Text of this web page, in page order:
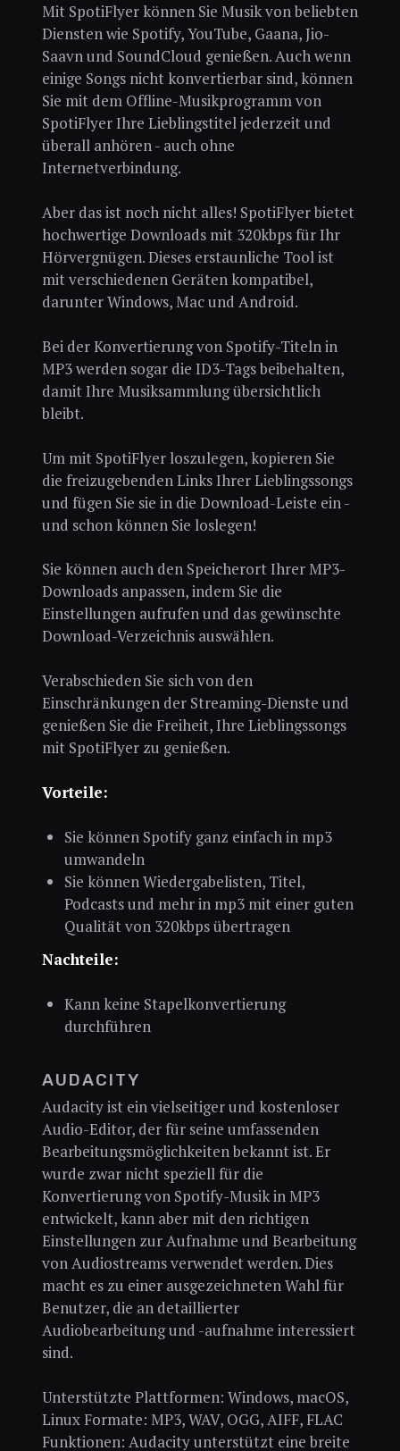
Mit SpotiFlyer können Sie Musik von beliebten
Diensten wie Spotify, YouTube, Gaana, Jio-
Saavn und SoundCloud genießen. Auch wenn
einige Songs nicht konvertierbar sind, können
Sie mit dem Offline-Musikprogramm von
SpotiFlyer Ihre Lieblingstitel jederzeit und
überall anhören - auch ohne
Internetverbindung.
Aber das ist noch nicht alles! SpotiFlyer bietet
hochwertige Downloads mit 320kbps für Ihr
Hörvergnügen. Dieses erstaunliche Tool ist
mit verschiedenen Geräten kompatibel,
darunter Windows, Mac und Android.
Bei der Konvertierung von Spotify-Titeln in
MP3 werden sogar die ID3-Tags beibehalten,
damit Ihre Musiksammlung übersichtlich
bleibt.
Um mit SpotiFlyer loszulegen, kopieren Sie
die freizugebenden Links Ihrer Lieblingssongs
und fügen Sie sie in die Download-Leiste ein -
und schon können Sie loslegen!
Sie können auch den Speicherort Ihrer MP3-
Downloads anpassen, indem Sie die
Einstellungen aufrufen und das gewünschte
Download-Verzeichnis auswählen.
Verabschieden Sie sich von den
Einschränkungen der Streaming-Dienste und
genießen Sie die Freiheit, Ihre Lieblingssongs
mit SpotiFlyer zu genießen.
Vorteile:
Sie können Spotify ganz einfach in mp3
umwandeln
Sie können Wiedergabelisten, Titel,
Podcasts und mehr in mp3 mit einer guten
Qualität von 320kbps übertragen
Nachteile:
Kann keine Stapelkonvertierung
durchführen
AUDACITY
Audacity ist ein vielseitiger und kostenloser
Audio-Editor, der für seine umfassenden
Bearbeitungsmöglichkeiten bekannt ist. Er
wurde zwar nicht speziell für die
Konvertierung von Spotify-Musik in MP3
entwickelt, kann aber mit den richtigen
Einstellungen zur Aufnahme und Bearbeitung
von Audiostreams verwendet werden. Dies
macht es zu einer ausgezeichneten Wahl für
Benutzer, die an detaillierter
Audiobearbeitung und -aufnahme interessiert
sind.
Unterstützte Plattformen: Windows, macOS,
Linux Formate: MP3, WAV, OGG, AIFF, FLAC
Funktionen: Audacity unterstützt eine breite